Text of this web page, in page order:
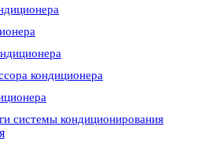
кондиционера
системы кондиционирования